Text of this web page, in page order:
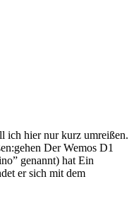
ich hier nur kurz umreißen.
Der Wemos D1
genannt) hat Ein
er sich mit dem